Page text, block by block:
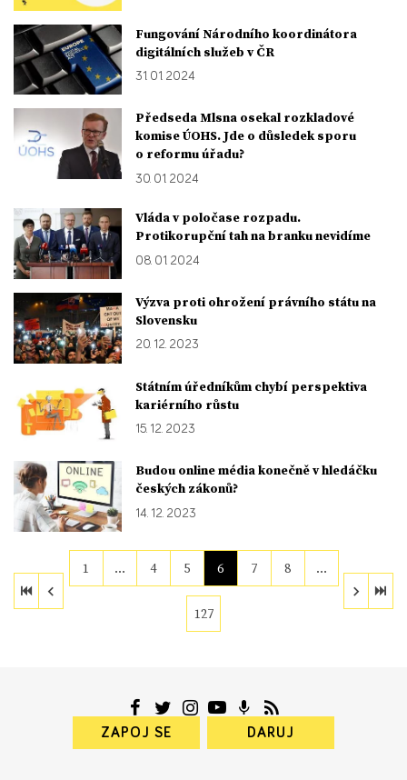
Fungování Národního koordinátora
digitálních služeb v ČR
31. 01. 2024
Předseda Mlsna osekal rozkladové
komise ÚOHS. Jde o důsledek sporu
o reformu úřadu?
30. 01. 2024
Vláda v poločase rozpadu.
Protikorupční tah na branku nevidíme
08. 01. 2024
Výzva proti ohrožení právního státu na
Slovensku
20. 12. 2023
Státním úředníkům chybí perspektiva
kariérního růstu
15. 12. 2023
Budou online média konečně v hledáčku
českých zákonů?
14. 12. 2023
1 … 4 5 6 7 8 …
127
ZAPOJ SE DARUJ